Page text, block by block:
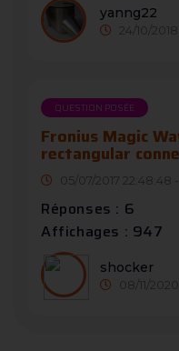
yanng22
24/10/2018
QUESTION POSÉE
Fronius Magic
rectangular
05/07/2017 22:48:48 -
Réponses : 6
Affichages : 947
shocker
08/11/